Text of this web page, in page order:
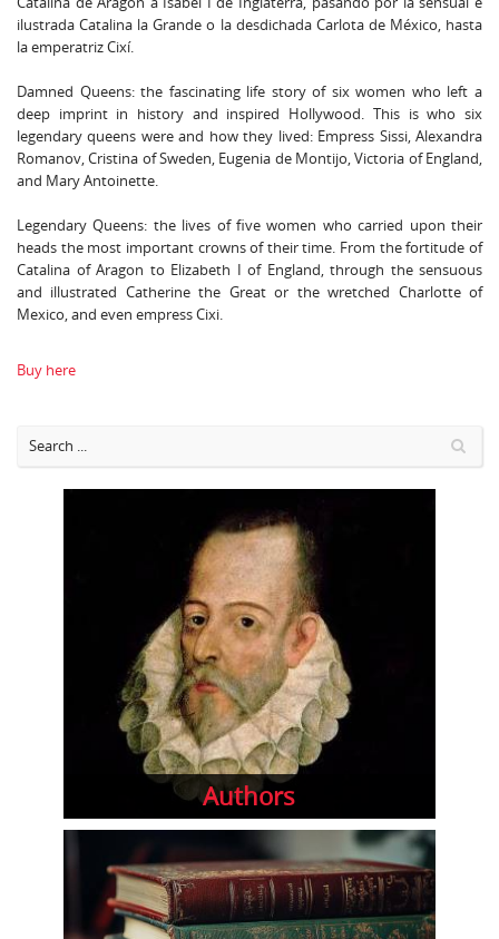
ilustrada Catalina la Grande o la desdichada Carlota de México, hasta
la emperatriz Cixí.
Damned Queens: the fascinating life story of six women who left a
deep imprint in history and inspired Hollywood. This is who six
legendary queens were and how they lived: Empress Sissi, Alexandra
Romanov, Cristina of Sweden, Eugenia de Montijo, Victoria of England,
and Mary Antoinette.
Legendary Queens: the lives of five women who carried upon their
heads the most important crowns of their time. From the fortitude of
Catalina of Aragon to Elizabeth I of England, through the sensuous
and illustrated Catherine the Great or the wretched Charlotte of
Mexico, and even empress Cixi.
Buy here
Authors